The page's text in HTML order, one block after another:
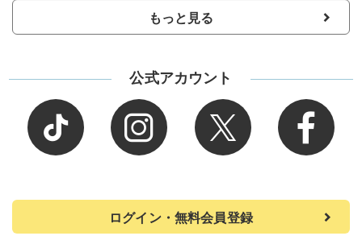
もっと見る
公式アカウント
ログイン・無料会員登録